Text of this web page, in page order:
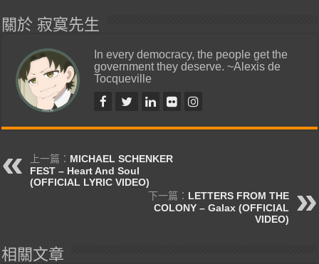
關於 寂寞先生
In every democracy, the people get the
government they deserve. ~Alexis de
Tocqueville
上一篇： MICHAEL SCHENKER
FEST – Heart And Soul
(OFFICIAL LYRIC VIDEO)
下一篇： LETTERS FROM THE
COLONY – Galax (OFFICIAL
VIDEO)
相關文章